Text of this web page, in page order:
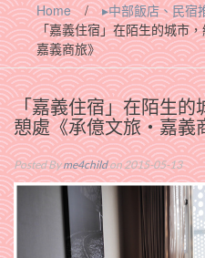
Home / ▸中部飯店、民宿
「嘉義住宿」在陌生的城市
嘉義商旅》
「嘉義住宿」在陌生的
憩處《承億文旅‧嘉義
Posted Byme4childon 2015-05-13